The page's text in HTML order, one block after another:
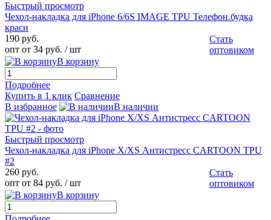
Быстрый просмотр
Чехол-накладка для iPhone 6/6S IMAGE TPU Телефон.будка
красн
190 руб.
опт от 34 руб. / шт
Стать
оптовиком
В корзину
Подробнее
Купить в 1 клик Сравнение
В избранное
В наличии
Быстрый просмотр
Чехол-накладка для iPhone X/XS Антистресс CARTOON TPU
#2
260 руб.
опт от 84 руб. / шт
Стать
оптовиком
В корзину